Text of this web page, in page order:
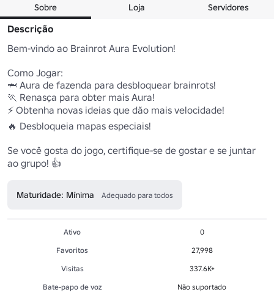
Sobre Loja Servidores
Descrição
Bem-vindo ao Brainrot Aura Evolution!
Como Jogar:
🦈 Aura de fazenda para desbloquear brainrots!
🏃 Renasça para obter mais Aura!
⚡ Obtenha novas ideias que dão mais velocidade!
🔥 Desbloqueia mapas especiais!
Se você gosta do jogo, certifique-se de gostar e se juntar
ao grupo! 👍
Maturidade: Mínima Adequado para todos
Ativo
0
Favoritos
27,998
Visitas
337.6K+
Bate-papo de voz
Não suportado